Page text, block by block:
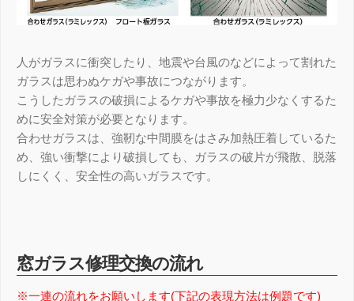
Contact
人がガラスに衝突したり、地震や台風のなどによって割れた
ガラスは思わぬケガや事故につながります。
こうしたガラスの破損によるケガや事故を極力少なくするた
めに安全対策が必要となります。
合わせガラスは、強靭な中間膜をはさみ加熱圧着しているた
め、強い衝撃により破損しても、ガラスの破片が飛散、脱落
しにくく、安全性の高いガラスです。
窓ガラス修理交換の流れ
※一連の流れをお願いします(下記の表現方法は例題です)